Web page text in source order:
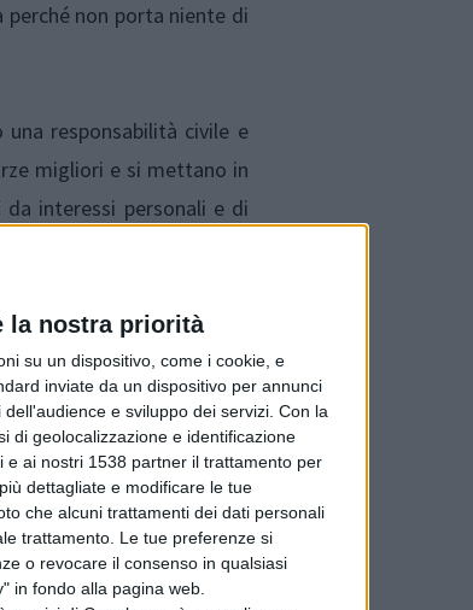
la nostra priorità
su un dispositivo, come i cookie, e
inviate da un dispositivo per annunci
e sviluppo dei servizi. Con la
di geolocalizzazione e identificazione
ai nostri 1538 partner il trattamento per
dettagliate e modificare le tue
che alcuni trattamenti dei dati personali
trattamento. Le tue preferenze si
o revocare il consenso in qualsiasi
in fondo alla pagina web.
perché non porta niente di
responsabilità civile e
migliori e si mettano in
interessi personali e di